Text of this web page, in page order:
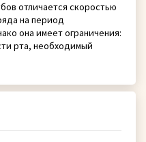
отличается скоростью
на период
она имеет ограничения:
рта, необходимый